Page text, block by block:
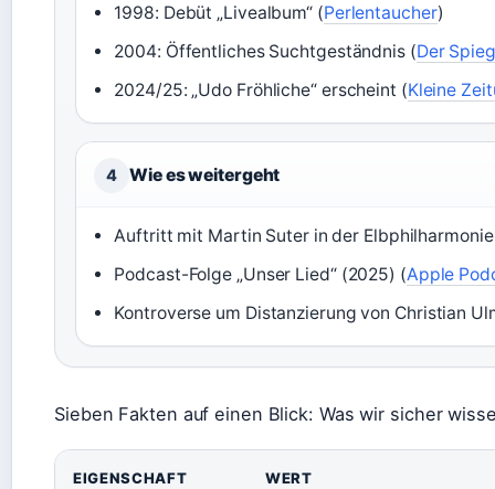
1998: Debüt „Livealbum“ (Perlentaucher)
2004: Öffentliches Suchtgeständnis (Der
2024/25: „Udo Fröhliche“ erscheint (Kleine
4 Wie es weitergeht
Auftritt mit Martin Suter in der
Podcast-Folge „Unser Lied“ (2025) (Apple
Kontroverse um Distanzierung von Christian
Sieben Fakten auf einen Blick: Was wir sicher
EIGENSCHAFT WERT